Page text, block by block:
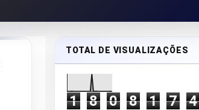
TOTAL DE VISUALIZAÇÕES
1 8 0 8 1 7 4